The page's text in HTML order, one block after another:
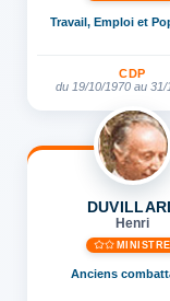
Travail, Emploi et
CDP
du 19/10/1970 au 31/
Henri
MINISTRE
Anciens